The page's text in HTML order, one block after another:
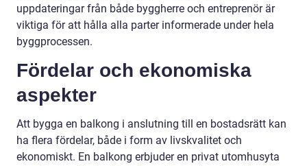
uppdateringar från både byggherre och entreprenör är
viktiga för att hålla alla parter informerade under hela
byggprocessen.
Fördelar och ekonomiska
aspekter
Att bygga en balkong i anslutning till en bostadsrätt kan
ha flera fördelar, både i form av livskvalitet och
ekonomiskt. En balkong erbjuder en privat utomhusyta